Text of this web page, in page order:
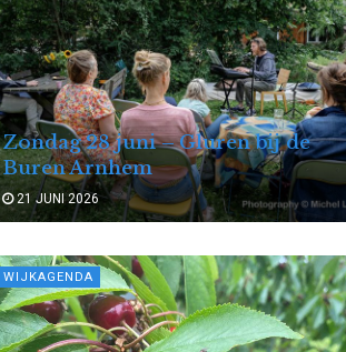
Zondag 28 juni – Gluren bij de
Buren Arnhem
21 JUNI 2026
WIJKAGENDA